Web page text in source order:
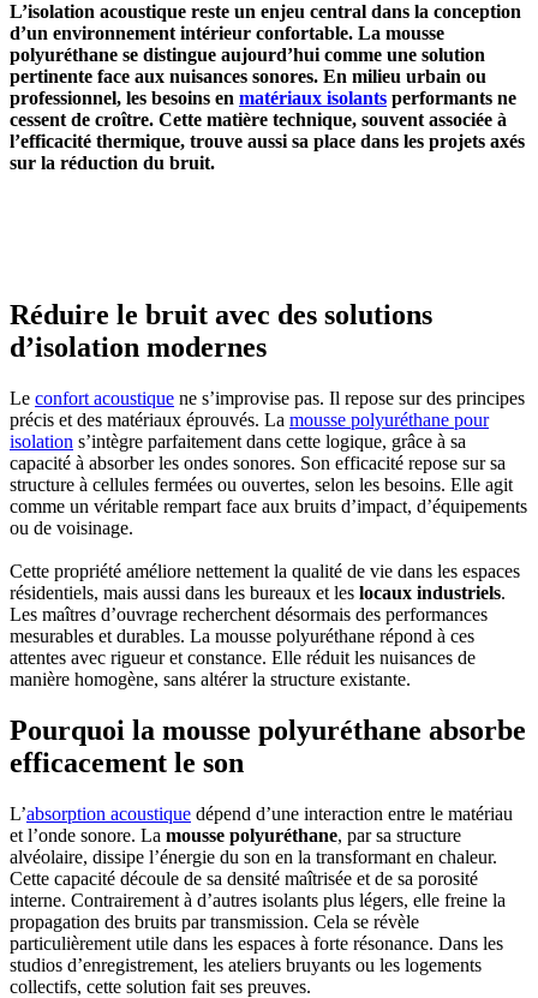
L’isolation acoustique reste un enjeu central dans la conception
d’un environnement intérieur confortable. La mousse
polyuréthane se distingue aujourd’hui comme une solution
pertinente face aux nuisances sonores. En milieu urbain ou
professionnel, les besoins en matériaux isolants performants ne
cessent de croître. Cette matière technique, souvent associée à
l’efficacité thermique, trouve aussi sa place dans les projets axés
sur la réduction du bruit.
Réduire le bruit avec des solutions
d’isolation modernes
Le confort acoustique ne s’improvise pas. Il repose sur des principes
précis et des matériaux éprouvés. La mousse polyuréthane pour
isolation s’intègre parfaitement dans cette logique, grâce à sa
capacité à absorber les ondes sonores. Son efficacité repose sur sa
structure à cellules fermées ou ouvertes, selon les besoins. Elle agit
comme un véritable rempart face aux bruits d’impact, d’équipements
ou de voisinage.
Cette propriété améliore nettement la qualité de vie dans les espaces
résidentiels, mais aussi dans les bureaux et les locaux industriels.
Les maîtres d’ouvrage recherchent désormais des performances
mesurables et durables. La mousse polyuréthane répond à ces
attentes avec rigueur et constance. Elle réduit les nuisances de
manière homogène, sans altérer la structure existante.
Pourquoi la mousse polyuréthane absorbe
efficacement le son
L’absorption acoustique dépend d’une interaction entre le matériau
et l’onde sonore. La mousse polyuréthane, par sa structure
alvéolaire, dissipe l’énergie du son en la transformant en chaleur.
Cette capacité découle de sa densité maîtrisée et de sa porosité
interne. Contrairement à d’autres isolants plus légers, elle freine la
propagation des bruits par transmission. Cela se révèle
particulièrement utile dans les espaces à forte résonance. Dans les
studios d’enregistrement, les ateliers bruyants ou les logements
collectifs, cette solution fait ses preuves.